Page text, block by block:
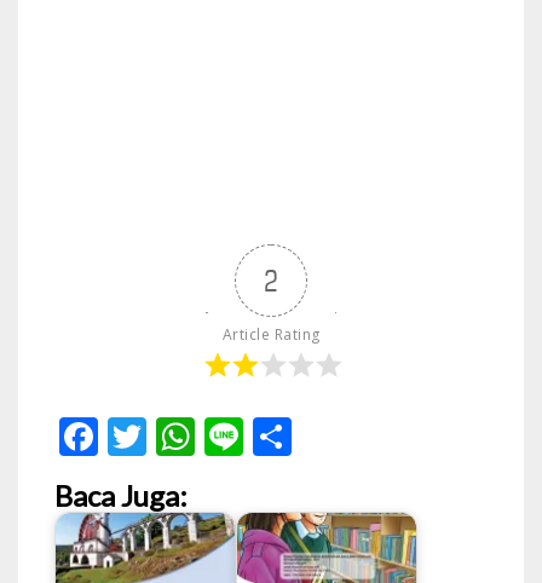
2
Article Rating
Facebook
Twitter
WhatsApp
Line
Baca Juga: